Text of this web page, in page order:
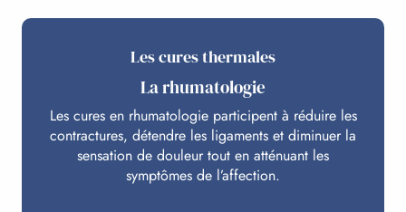
Les cures thermales
La rhumatologie
Les cures en rhumatologie participent à réduire les
contractures, détendre les ligaments et diminuer la
sensation de douleur tout en atténuant les
symptômes de l’affection.